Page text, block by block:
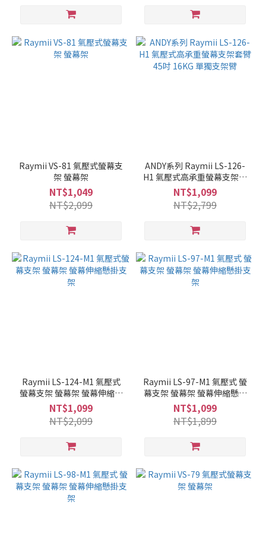
Raymii VS-81 氣壓式螢幕支
架 螢幕架
NT$1,049
NT$2,099
ANDY系列 Raymii LS-126-
H1 氣壓式高承重螢幕支架套
臂 45吋 16KG 單獨支架臂
NT$1,099
NT$2,799
Raymii LS-124-M1 氣壓式
螢幕支架 螢幕架 螢幕伸縮懸
掛支架
NT$1,099
NT$2,099
Raymii LS-97-M1 氣壓式 螢
幕支架 螢幕架 螢幕伸縮懸掛
支架
NT$1,099
NT$1,899